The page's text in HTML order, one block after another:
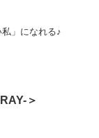
」になれる♪
＞